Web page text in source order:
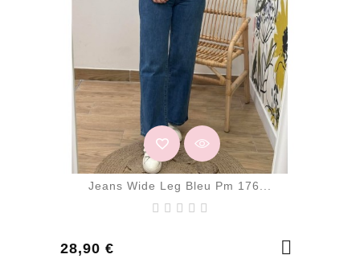
Jeans Wide Leg Bleu Pm 176...
28,90 €
Prix